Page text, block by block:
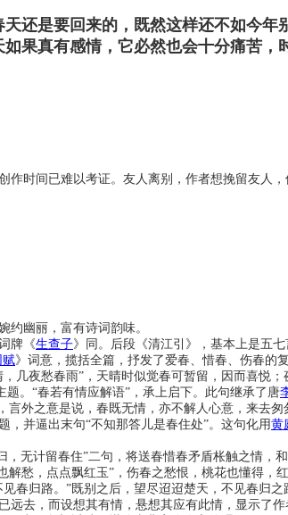
还是要回来的，既然这样还不如今
果真有感情，它必然也会十分痛苦
时间已难以考证。友人离别，作者想挽留友人
约幽丽，富有诗词韵味。
牌《生查子》同。后段《清江引》，基本上是五
赋》词意，揽括全篇，抒发了爱春、惜春、伤春的
几夜愁春雨”，天晴时似觉春可暂留，因而喜悦
。“春若有情应解语”，承上启下。此句继承了唐
外之意是说，春既无情，亦不解人心意，来去
并逼出末句“不知那答儿是春住处”。这句化用黄
无计留春住”二句，将送春惜春矛盾枨触之情
愁，点点飘红玉”，伤春之愁恨，桃花也懂得
春归路。”既别之后，望尽迢迢楚天，不见春归
去，而设想其有情，悬想其应有此情，显示了